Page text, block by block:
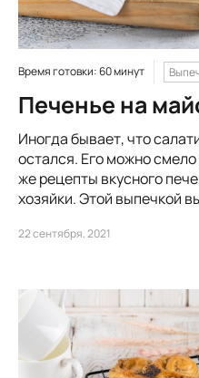
Время готовки: 60 минут
Печенье на
Иногда бывает, что
остался. Его можно
же рецепты вкусного
хозяйки. Этой выпечкой
22 сентября, 2021